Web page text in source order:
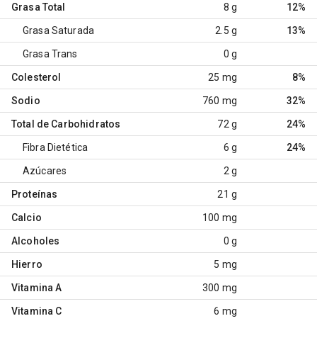
Grasa Total 8 g 12%
Grasa Saturada 2.5 g 13%
Grasa Trans 0 g
Colesterol 25 mg 8%
Sodio 760 mg 32%
Total de Carbohidratos 72 g 24%
Fibra Dietética 6 g 24%
Azúcares 2 g
Proteínas 21 g
Calcio 100 mg
Alcoholes 0 g
Hierro 5 mg
Vitamina A 300 mg
Vitamina C 6 mg